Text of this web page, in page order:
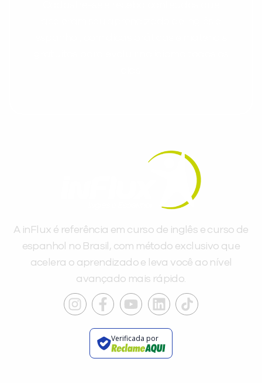
A inFlux é referência em curso de inglês e curso de
espanhol no Brasil, com método exclusivo que
acelera o aprendizado e leva você ao nível
avançado mais rápido.
Verificada por